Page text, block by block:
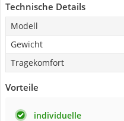
Technische Details
Modell
Gewicht
Tragekomfort
Vorteile
individuelle